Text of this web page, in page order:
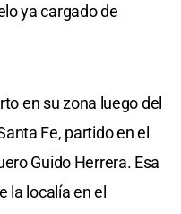
ya cargado de
en su zona luego del
Fe, partido en el
Guido Herrera. Esa
la localía en el